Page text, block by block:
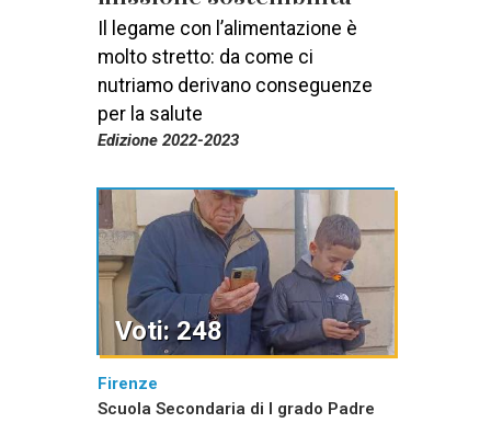
Il legame con l’alimentazione è
molto stretto: da come ci
nutriamo derivano conseguenze
per la salute
Edizione 2022-2023
Firenze
Scuola Secondaria di I grado Padre
Voti: 248